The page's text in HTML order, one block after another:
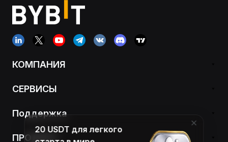
КОМПАНИЯ
СЕРВИСЫ
Поддержка
ПРОДУКТ
20 USDT для легкого